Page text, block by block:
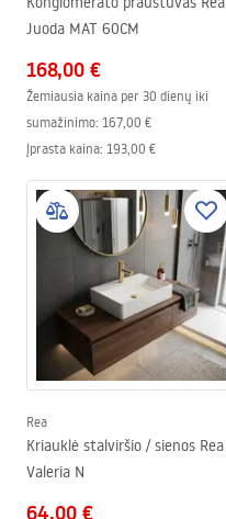
Juoda MAT 60CM
168,00 €
Žemiausia kaina per 30 dienų iki
sumažinimo: 167,00 €
Įprasta kaina: 193,00 €
Rea
Kriauklė stalviršio / sienos Rea
Valeria N
64,00 €